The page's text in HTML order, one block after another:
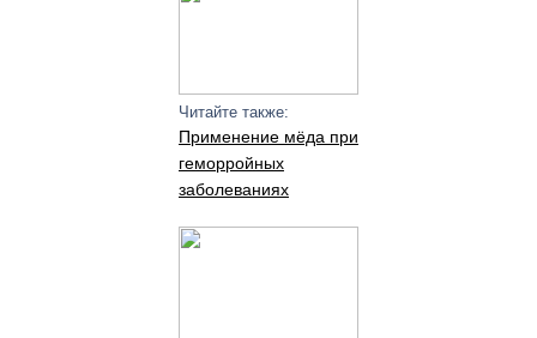
Читайте также:
Применение мёда при
геморройных
заболеваниях